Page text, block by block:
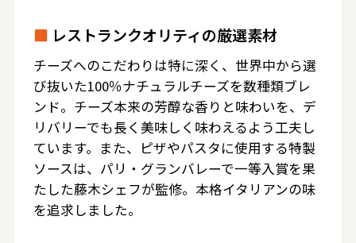
■ レストランクオリティの厳選素材
チーズへのこだわりは特に深く、世界中から選
び抜いた100％ナチュラルチーズを数種類ブレ
ンド。チーズ本来の芳醇な香りと味わいを、デ
リバリーでも長く美味しく味わえるよう工夫し
ています。また、ピザやパスタに使用する特製
ソースは、パリ・グランバレーで一等入賞を果
たした藤木シェフが監修。本格イタリアンの味
を追求しました。